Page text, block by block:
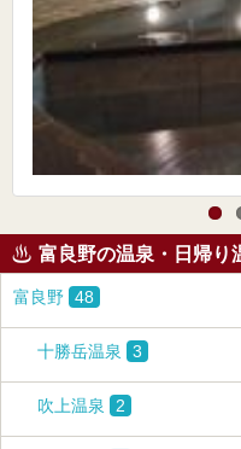
富良野の温泉・日帰り
富良野 48
十勝岳温泉 3
吹上温泉 2